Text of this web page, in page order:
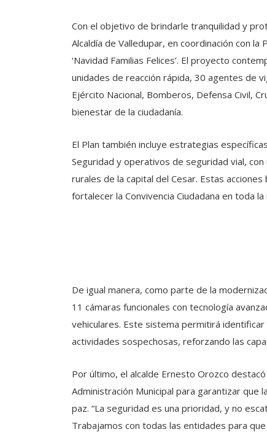
Con el objetivo de brindarle tranquilidad y
Alcaldía de Valledupar, en coordinación con
‘Navidad Familias Felices’. El proyecto
unidades de reacción rápida, 30 agentes de
Ejército Nacional, Bomberos, Defensa Civil,
bienestar de la ciudadanía.
El Plan también incluye estrategias
Seguridad y operativos de seguridad vial,
rurales de la capital del Cesar. Estas
fortalecer la Convivencia Ciudadana en toda la
De igual manera, como parte de la
11 cámaras funcionales con tecnología
vehiculares. Este sistema permitirá
actividades sospechosas, reforzando las
Por último, el alcalde Ernesto Orozco
Administración Municipal para garantizar que
paz. “La seguridad es una prioridad, y no
Trabajamos con todas las entidades para